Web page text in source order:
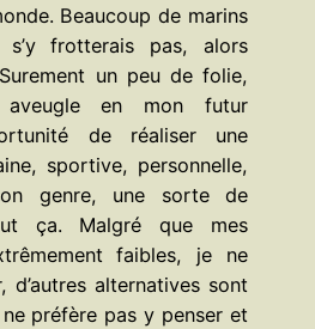
Beaucoup de marins
s’y frotterais pas, alors
un peu de folie,
aveugle en mon futur
de réaliser une
sportive, personnelle,
genre, une sorte de
ça. Malgré que mes
faibles, je ne
d’autres alternatives sont
préfère pas y penser et